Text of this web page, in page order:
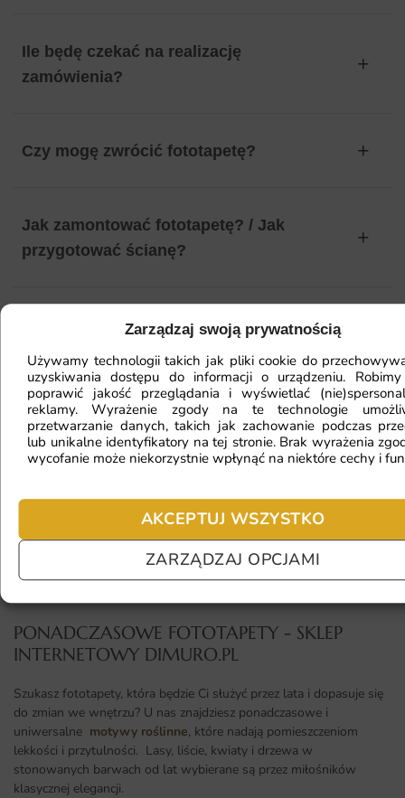
Zarządzaj swoją prywatnością
Używamy technologii takich jak pliki cookie do
uzyskiwania dostępu do informacji o urządzeniu.
poprawić jakość przeglądania i wyświetlać
reklamy. Wyrażenie zgody na te technologie
przetwarzanie danych, takich jak zachowanie podczas
lub unikalne identyfikatory na tej stronie. Brak wyrażenia
wycofanie może niekorzystnie wpłynąć na niektóre cechy i
AKCEPTUJ WSZYSTKO
ZARZĄDZAJ OPCJAMI
Ile będę czekać na realizację
zamówienia?
Czy mogę zwrócić fototapetę?
Jak zamontować fototapetę? / Jak
przygotować ścianę?
Fototapeta ma inny kolor na telefonie
kolor?
Jaki materiał wybrać?
Jaka jest trwałość fototapety?
PONADCZASOWE FOTOTAPETY - SKLEP
INTERNETOWY DIMURO.PL​
Szukasz fototapety, która będzie Ci służyć przez lata i dopasuje się
do zmian we wnętrzu? U nas znajdziesz ponadczasowe i
uniwersalne motywy roślinne, które nadają pomieszczeniom
lekkości i przytulności. Lasy, liście, kwiaty i drzewa w
stonowanych barwach od lat wybierane są przez miłośników
klasycznej elegancji.